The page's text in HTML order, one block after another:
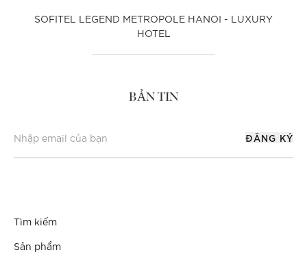
SOFITEL LEGEND METROPOLE HANOI - LUXURY
HOTEL
BẢN TIN
ĐĂNG KÝ
Tìm kiếm
Sản phẩm